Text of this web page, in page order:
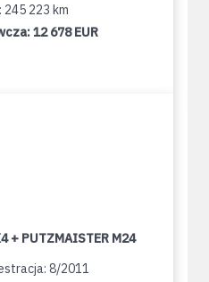
245 223 km
12 678 EUR
+ PUTZMAISTER M24
8/2011